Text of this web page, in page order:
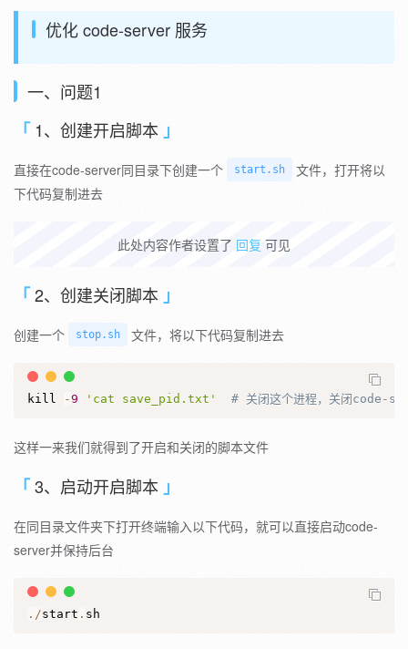
优化 code-server 服务
一、问题1
1、创建开启脚本
直接在code-server同目录下创建一个 start.sh
文件，打开将以
下代码复制进去
此处内容作者设置了 回复 可见
2、创建关闭脚本
创建一个 stop.sh 文件，将以下代码复制进去
kill -9 'cat save_pid.txt' # 关闭这个进程，关闭code-
这样一来我们就得到了开启和关闭的脚本文件
3、启动开启脚本
在同目录文件夹下打开终端输入以下代码，就可以直接启动code-
server并保持后台
. /start . sh